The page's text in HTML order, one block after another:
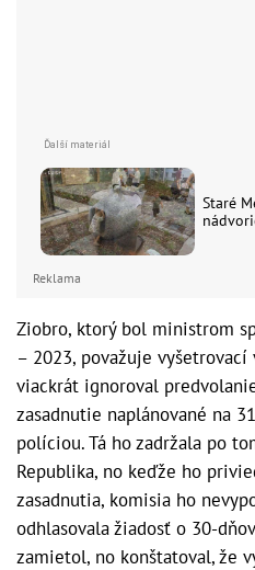
Staré
Reklama
Ziobro, ktorý bol ministrom
– 2023, považuje vyšetrovací
viackrát ignoroval
zasadnutie naplánované na
políciou. Tá ho zadržala po
Republika, no keďže ho
zasadnutia, komisia ho
odhlasovala žiadosť o 30-
zamietol, no konštatoval, že